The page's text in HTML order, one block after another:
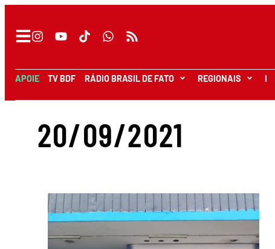
APOIE TV BDF RÁDIO BRASIL DE FATO REGIONAIS I
20/09/2021